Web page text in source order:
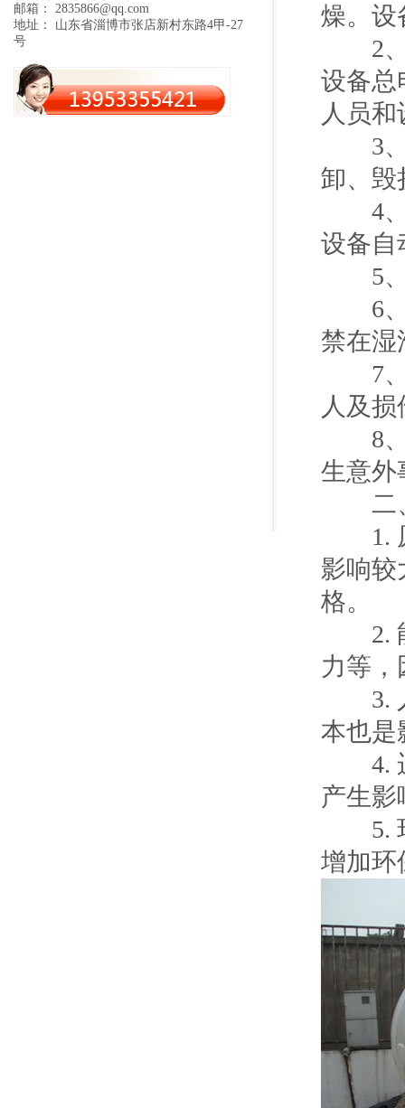
燥。设
2、
设备总
人员
3、
卸、毁
4、
设备自
5、
6、
禁在湿
7、
人及
8、
生意外
二、
1. 原
影响较
格。
2. 能
力等
3. 人
本也是
4. 运
产生影
5. 环
增加环
邮箱： 2835866@qq.com
地址： 山东省淄博市张店新村东路4甲-27
号